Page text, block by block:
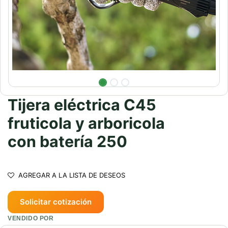
Tijera eléctrica C45
fruticola y arboricola
con batería 250
AGREGAR A LA LISTA DE DESEOS
Solicitar cotización
VENDIDO POR